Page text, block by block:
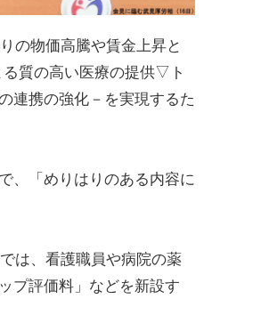
の物価高騰や賃金上昇と
質の高い医療の提供▽ト
連携の強化－を実現するた
、「めりはりのある内容に
は、看護職員や病院の薬
プ評価料」などを新設す